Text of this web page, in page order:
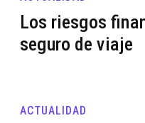
Los riesgos
seguro de viaje
ACTUALIDAD